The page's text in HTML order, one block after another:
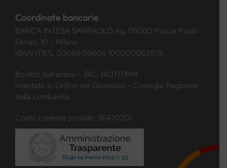
Coordinate bancarie
BANCA INTESA SANPAOLO Ag. 05000 Piazza Paolo
Ferrari, 10 – Milano
IBAN IT87L 03069 09606 100000063878
Bonifici dall’estero – BIC: BCITITMM
Intestato a: Ordine dei Giornalisti – Consiglio Regionale
della Lombardia
Conto corrente postale: 36470201